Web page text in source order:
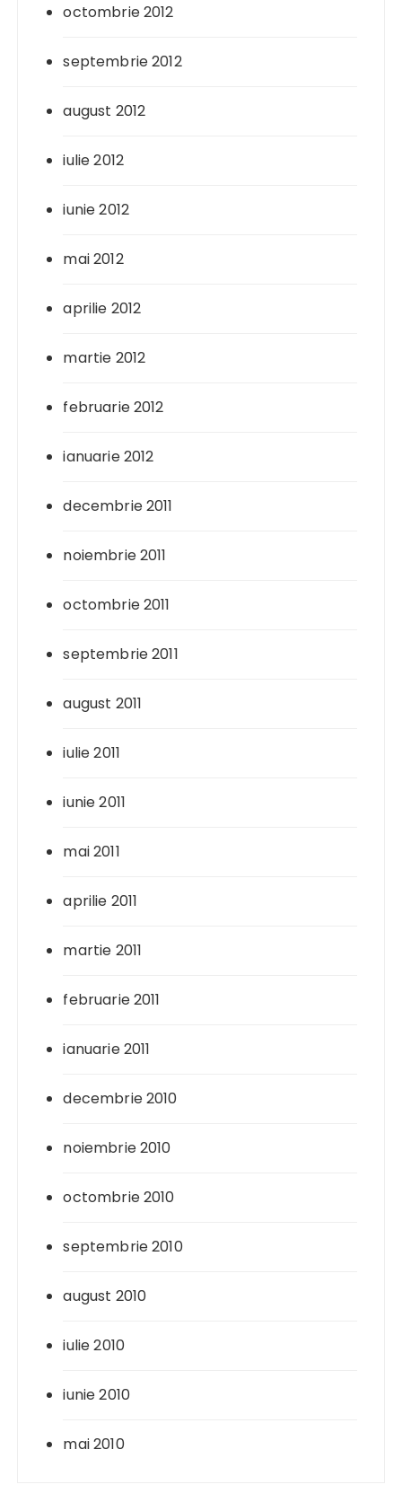
octombrie 2012
septembrie 2012
august 2012
iulie 2012
iunie 2012
mai 2012
aprilie 2012
martie 2012
februarie 2012
ianuarie 2012
decembrie 2011
noiembrie 2011
octombrie 2011
septembrie 2011
august 2011
iulie 2011
iunie 2011
mai 2011
aprilie 2011
martie 2011
februarie 2011
ianuarie 2011
decembrie 2010
noiembrie 2010
octombrie 2010
septembrie 2010
august 2010
iulie 2010
iunie 2010
mai 2010